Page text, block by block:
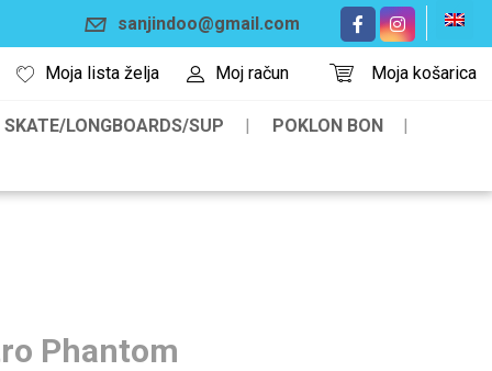
sanjindoo@gmail.com
Moja košarica
Moj račun
Moja lista želja
SKATE/LONGBOARDS/SUP POKLON BON
Phantom